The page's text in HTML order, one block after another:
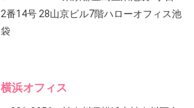
2番14号 28山京ビル7階ハローオフィス池
袋
横浜オフィス